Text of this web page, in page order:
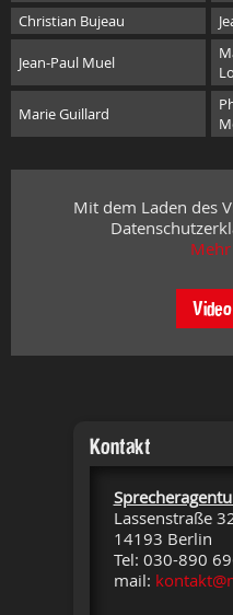
Christian Bujeau
Jean-Paul Muel
Marie Guillard
Mit dem Laden des
Kontakt
Lassenstraße
14193 Berlin
Tel: 030-890
mail: